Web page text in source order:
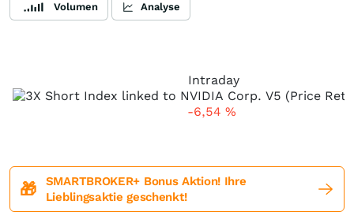
Volumen Analyse
Intraday
-6,54 %
🎁
SMARTBROKER+ Bonus Aktion! Ihre
Lieblingsaktie geschenkt!